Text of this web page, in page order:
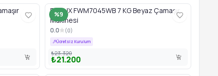
%9
FINLUX FWM7045WB 7 KG Beyaz Çamaşır
Makinesi
0.0 (0)
Ücretsiz Kurulum
₺23.320
₺21.200